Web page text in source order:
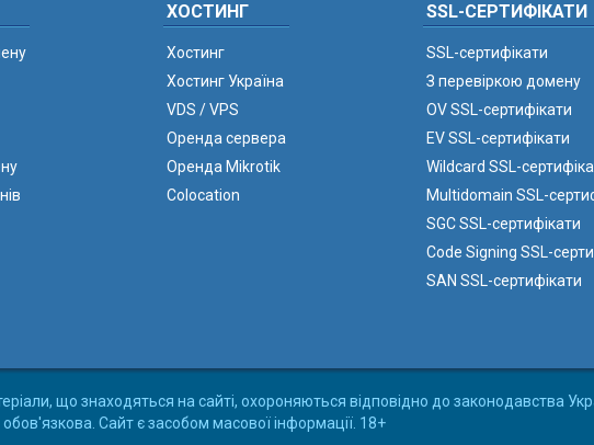
ХОСТИНГ
Хостинг
Хостинг Україна
VDS / VPS
Оренда сервера
Оренда Mikrotik
Colocation
SSL-СЕРТИФІКАТИ
SSL-сертифікати
З перевіркою домену
OV SSL-сертифікати
EV SSL-сертифікати
Wildcard SSL-
Multidomain SSL-
SGC SSL-сертифікати
Code Signing SSL-
SAN SSL-сертифікати
що знаходяться на сайті, охороняються відповідно до законодавства
Сайт є засобом масової інформації. 18+